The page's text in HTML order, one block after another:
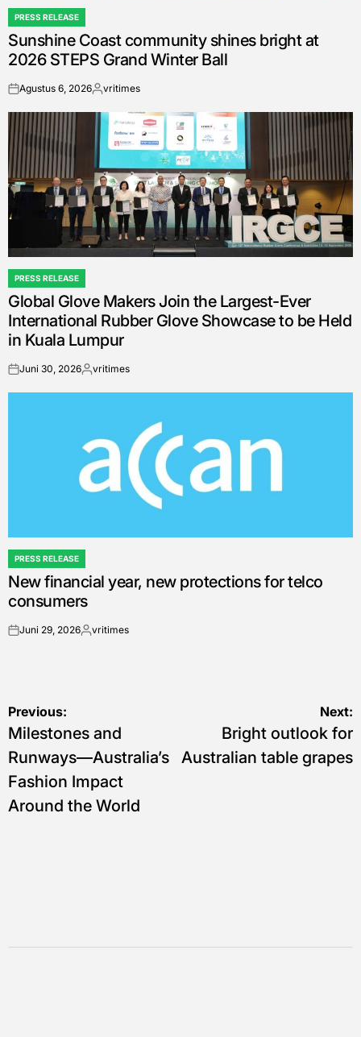
POSTED
IN
PRESS RELEASE
Sunshine Coast community shines bright at
2026 STEPS Grand Winter Ball
onAgustus 6, 2026Posted
vritimes
POSTED
IN
PRESS RELEASE
Global Glove Makers Join the Largest-Ever
International Rubber Glove Showcase to be Held
in Kuala Lumpur
onJuni 30, 2026Posted
vritimes
POSTED
IN
PRESS RELEASE
New financial year, new protections for telco
consumers
onJuni 29, 2026Posted
vritimes
Navigasi
pos
Previous:
Milestones and
Runways—Australia’s
Fashion Impact
Around the World
Next:
Bright outlook for
Australian table grapes